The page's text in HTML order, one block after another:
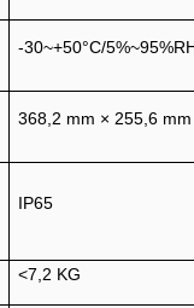
-30~+50°C/
368,2 mm × 255,6
IP65
<7,2 KG